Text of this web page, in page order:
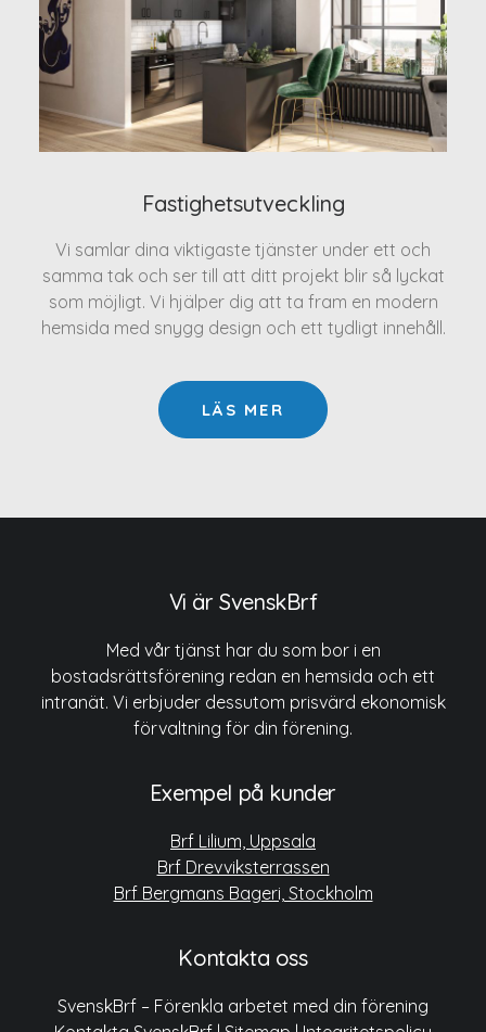
Fastighetsutveckling
Vi samlar dina viktigaste tjänster under ett och
samma tak och ser till att ditt projekt blir så lyckat
som möjligt. Vi hjälper dig att ta fram en modern
hemsida med snygg design och ett tydligt innehåll.
LÄS MER
Vi är SvenskBrf
Med vår tjänst har du som bor i en
bostadsrättsförening redan en hemsida och ett
intranät. Vi erbjuder dessutom prisvärd ekonomisk
förvaltning för din förening.
Exempel på kunder
Brf Lilium, Uppsala
Brf Drevviksterrassen
Brf Bergmans Bageri, Stockholm
Kontakta oss
SvenskBrf – Förenkla arbetet med din förening